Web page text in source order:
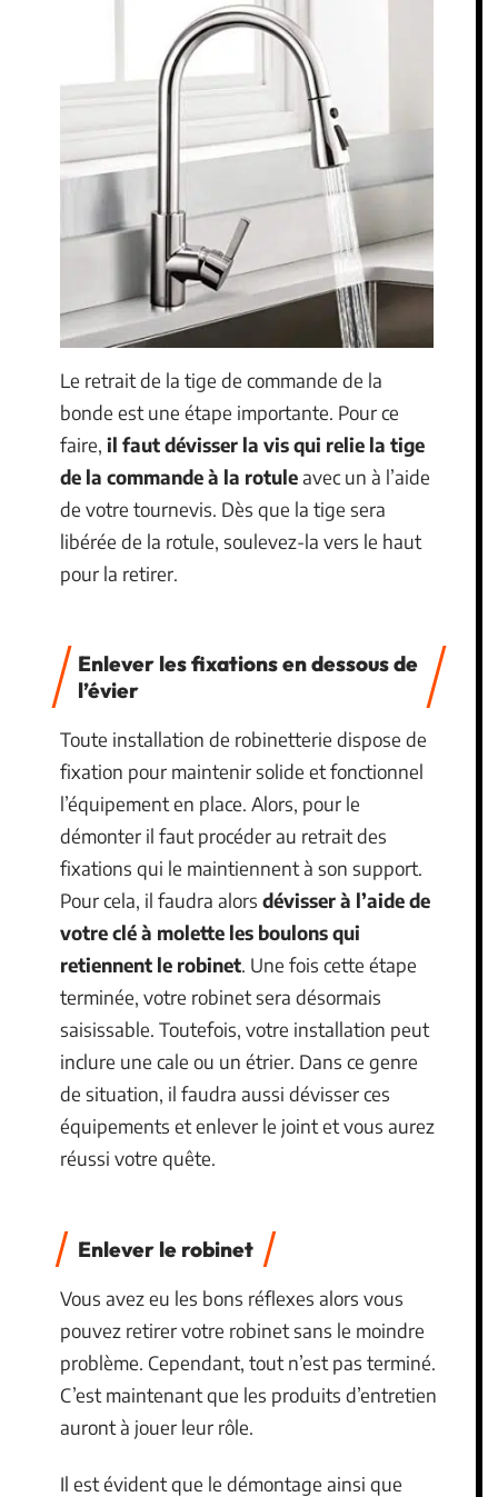
Le retrait de la tige de commande de la
bonde est une étape importante. Pour ce
faire, il faut dévisser la vis qui relie la tige
de la commande à la rotuleavec un à l’aide
de votre tournevis. Dès que la tige sera
libérée de la rotule, soulevez-la vers le haut
pour la retirer.
Enlever les fixations en dessous de
l’évier
Toute installation de robinetterie dispose de
fixation pour maintenir solide et fonctionnel
l’équipement en place. Alors, pour le
démonter il faut procéder au retrait des
fixations qui le maintiennent à son support.
Pour cela, il faudra alors dévisser à l’aide de
votre clé à molette les boulons qui
retiennent le robinet. Une fois cette étape
terminée, votre robinet sera désormais
saisissable. Toutefois, votre installation peut
inclure une cale ou un étrier. Dans ce genre
de situation, il faudra aussi dévisser ces
équipements et enlever le joint et vous aurez
réussi votre quête.
Enlever le robinet
Vous avez eu les bons réflexes alors vous
pouvez retirer votre robinet sans le moindre
problème. Cependant, tout n’est pas terminé.
C’est maintenant que les produits d’entretien
auront à jouer leur rôle.
Il est évident que le démontage ainsi que